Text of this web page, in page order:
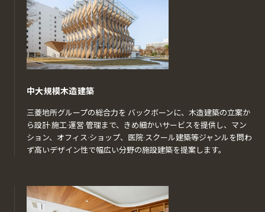
中大規模木造建築
三菱地所グループの総合力を バックボーンに、木造建築の立案か
ら設計·施工·運営·管理まで、きめ細かいサービスを提供し、マン
ション、オフィス·ショップ、医院·スクール建築等ジャンルを問わ
ず高いデザイン性で幅広い分野の施設建築を提案します。